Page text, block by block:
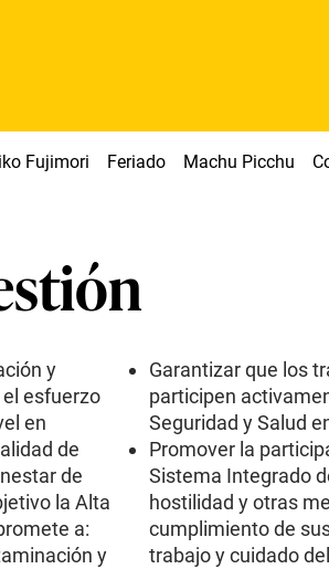
Fujimori Feriado Machu Picchu
y
esfuerzo
en
de
de
la Alta
a:
y
Garantizar que los
participen
Seguridad y Salud
Promover la
Sistema Integrado
hostilidad y otras
cumplimiento de
trabajo y cuidado